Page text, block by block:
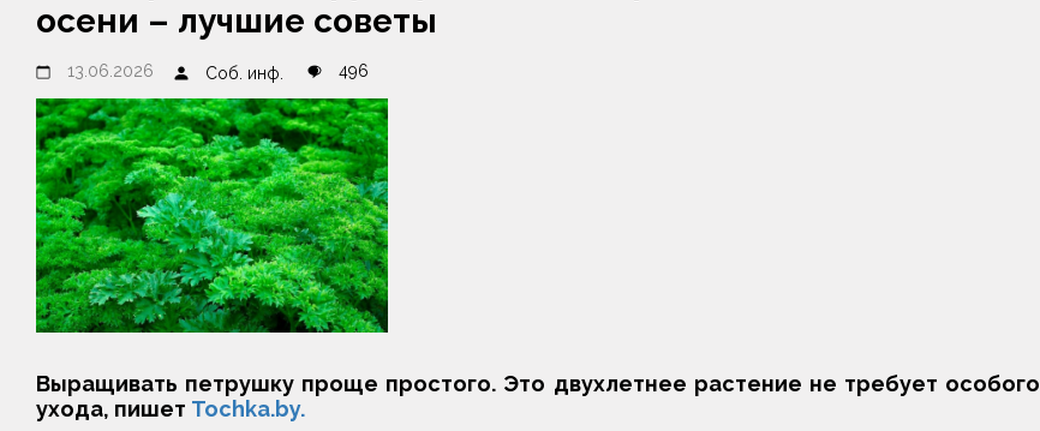
осени – лучшие советы
13.06.2026 Соб. инф. 496
Выращивать петрушку проще простого. Это двухлетнее растение не требует особого
ухода, пишет Tochka.by.